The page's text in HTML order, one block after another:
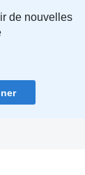
de nouvelles